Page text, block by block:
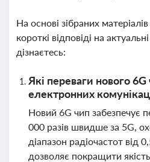
На основі зібраних
короткі відповіді на
дізнаєтесь:
Які переваги нового 6G
електронних
Новий 6G чип забезпечує
000 разів швидше за 5G,
діапазон радіочастот від
дозволяє покращити